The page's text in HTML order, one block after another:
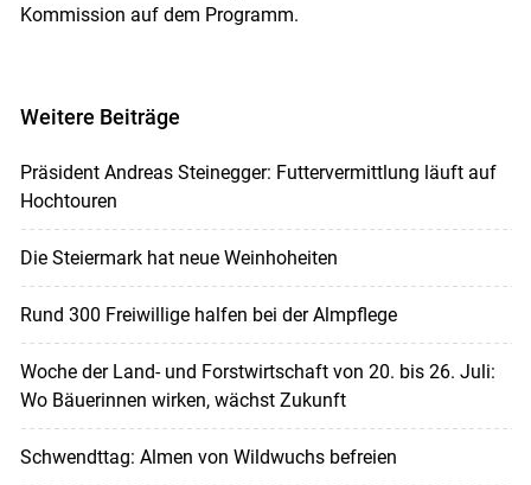
Kommission auf dem Programm.
Weitere Beiträge
Präsident Andreas Steinegger: Futtervermittlung läuft auf
Hochtouren
Die Steiermark hat neue Weinhoheiten
Rund 300 Freiwillige halfen bei der Almpflege
Woche der Land- und Forstwirtschaft von 20. bis 26. Juli:
Wo Bäuerinnen wirken, wächst Zukunft
Schwendttag: Almen von Wildwuchs befreien